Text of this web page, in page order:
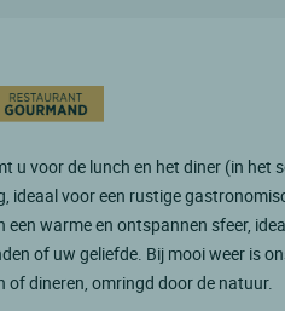
u voor de lunch en het diner (in het
ideaal voor een rustige
warme en ontspannen sfeer,
of uw geliefde. Bij mooi weer is
of dineren, omringd door de natuur.